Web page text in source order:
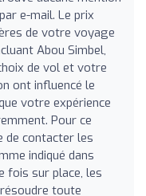
e-mail. Le prix
de votre voyage
Abou Simbel,
de vol et votre
ont influencé le
votre expérience
Pour ce
de contacter les
indiqué dans
fois sur place, les
toute